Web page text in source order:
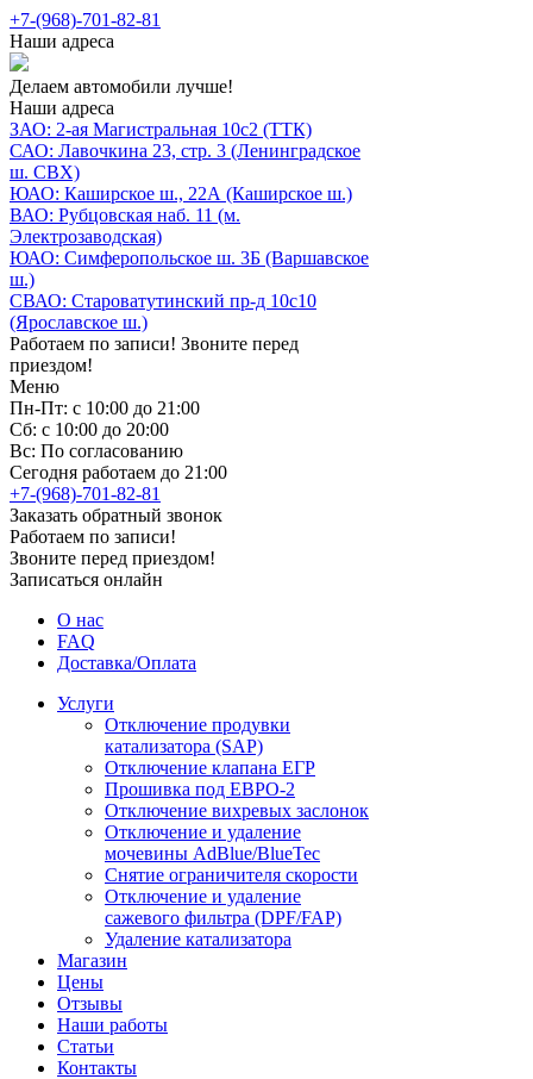
+7-(968)-701-82-81
Наши адреса
Делаем автомобили лучше!
Наши адреса
ЗАО: 2-ая Магистральная 10с2 (ТТК)
САО: Лавочкина 23, стр. 3 (Ленинградское
ш. СВХ)
ЮАО: Каширское ш., 22А (Каширское ш.)
ВАО: Рубцовская наб. 11 (м.
Электрозаводская)
ЮАО: Симферопольское ш. 3Б (Варшавское
ш.)
СВАО: Староватутинский пр-д 10с10
(Ярославское ш.)
Работаем по записи! Звоните перед
приездом!
Меню
Пн-Пт: с 10:00 до 21:00
Сб: с 10:00 до 20:00
Вс: По согласованию
Сегодня работаем до 21:00
+7-(968)-701-82-81
Заказать обратный звонок
Работаем по записи!
Звоните перед приездом!
Записаться онлайн
О нас
FAQ
Доставка/Оплата
Услуги
Отключение продувки
катализатора (SAP)
Отключение клапана ЕГР
Прошивка под ЕВРО-2
Отключение вихревых заслонок
Отключение и удаление
мочевины AdBlue/BlueTec
Снятие ограничителя скорости
Отключение и удаление
сажевого фильтра (DPF/FAP)
Удаление катализатора
Магазин
Цены
Отзывы
Наши работы
Статьи
Контакты